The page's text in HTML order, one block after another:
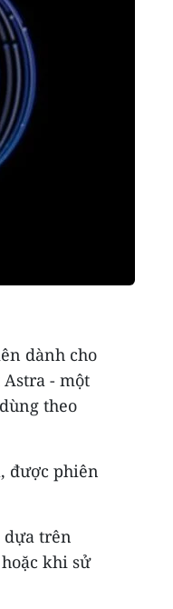
dành cho
Astra - một
theo
được phiên
dựa trên
khi sử